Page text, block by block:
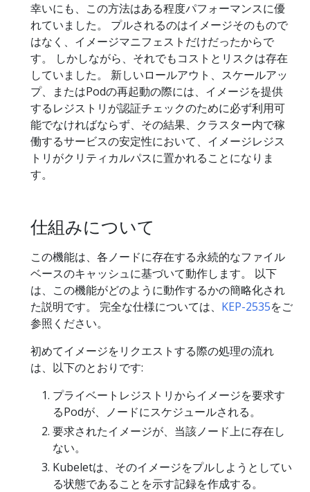
幸いにも、この方法はある程度パフォーマンスに優
れていました。 プルされるのはイメージそのもので
はなく、イメージマニフェストだけだったからで
す。 しかしながら、それでもコストとリスクは存在
していました。 新しいロールアウト、スケールアッ
プ、またはPodの再起動の際には、イメージを提供
するレジストリが認証チェックのために必ず利用可
能でなければならず、その結果、クラスター内で稼
働するサービスの安定性において、イメージレジス
トリがクリティカルパスに置かれることになりま
す。
仕組みについて
この機能は、各ノードに存在する永続的なファイル
ベースのキャッシュに基づいて動作します。 以下
は、この機能がどのように動作するかの簡略化され
た説明です。 完全な仕様については、 KEP-2535をご
参照ください。
初めてイメージをリクエストする際の処理の流れ
は、以下のとおりです:
プライベートレジストリからイメージを要求す
るPodが、ノードにスケジュールされる。
要求されたイメージが、当該ノード上に存在し
ない。
Kubeletは、そのイメージをプルしようとしてい
る状態であることを示す記録を作成する。